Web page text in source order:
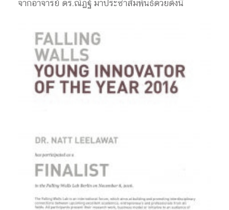
จากอาจารย์ ดร.ณัฏฐ์ มาประชาสัมพันธ์ด้วยดังนี้